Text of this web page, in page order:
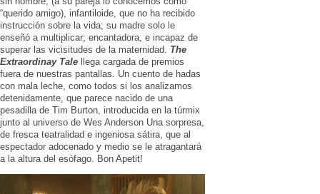
“querido amigo), infantiloide, que no ha recibido
instrucción sobre la vida; su madre solo le
enseñó a multiplicar; encantadora, e incapaz de
superar las vicisitudes de la maternidad. The
Extraordinay Tale llega cargada de premios
fuera de nuestras pantallas. Un cuento de hadas
con mala leche, como todos si los analizamos
detenidamente, que parece nacido de una
pesadilla de Tim Burton, introducida en la túrmix
junto al universo de Wes Anderson Una sorpresa,
de fresca teatralidad e ingeniosa sátira, que al
espectador adocenado y medio se le atragantará
a la altura del esófago. Bon Apetit!